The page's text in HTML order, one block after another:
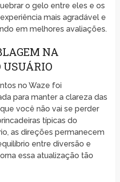
o gelo entre eles e os
mais agradável e
em melhores avaliações.
NA
USUÁRIO
no Waze foi
para manter a clareza das
você não vai se perder
típicas do
as direções permanecem
entre diversão e
essa atualização tão